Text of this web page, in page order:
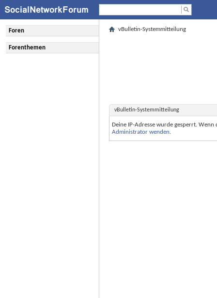
Foren
Forenthemen
vBulletin-Systemmitteilung
vBulletin-Systemmitteilung
Deine IP-Adresse wurde gesperrt.
Administrator wenden.